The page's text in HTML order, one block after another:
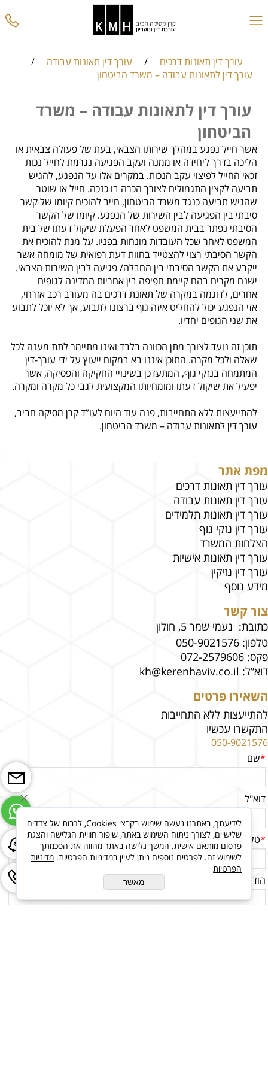
עורך דין תאונות דרכים / עורך דין תאונות עבודה
/
עורך דין לתאונות עבודה – משרד הביטחון
עורך דין לתאונות עבודה – משרד
הביטחון
אשר חייל נפגע במהלך שירותו הצבאי, בעת של פעולה צבאית או
הליכה בדרך ליחידה או ממנה ועקב הפגיעה נגרמת לחייל נכות
זכאי החייל לפיצוי עקב הנכות. במקרים אלו על הנפגע, להגיש
תביעה לקצין התגמולים לצורך הכרה בו כנכה. חייל או שוטר
שהגיש תביעה כנגד משרד הביטחון, חייב להוכיח קיומו של קשר
סיבתי בין הפגיעה לבין השירות של הנפגע. קיומו של הקשר
הסיבתי נפתר בבית המשפט לאחר הפעלת שיקול דעתו של בית
המשפט לאחר שכל העובדות מונחות בפניו. על מנת להוכיח את
הקשר הסיבתי רצוי להצטייד בחוות דעת רפואית של מומחה אשר
ייקבע את הקשר הסיבתי בין החבלה/ פגיעה לבין השירות הצבאי.
ישנם מקרים בהם קיימת חפיפה בין אחריות המדינה לגופים
אחרים, לדוגמה במקרה של תאונת דרכים בה מעורב רכב אזרחי,
אזי הנפגע יכול להחליט איזה גוף ברצונו לתבוע, אך לא יוכל לתבוע
את שני הגופים יחדיו.
תוכן זה נועד לצורך מתן הכוונה בלבד ואינו מתיימר לתת מענה לכל
שאלה ולכל מקרה. התוכן איננו בא במקום ייעוץ על ידי עורך-דין
המתמחה בנזקי גוף, המתעדכן בשינויי החקיקה והפסיקה, אשר
יפעיל את שיקול דעתו ומומחיותו המקצועית לגבי כל מקרה ומקרה.
להתייעצות ללא התחייבות, פנה עוד היום לעו”ד קרן מסיקה חביב,
עורך דין לתאונות עבודה – משרד הביטחון.
מפת אתר
עורך דין תאונות דרכים
עורך דין תאונות עבודה
עורך דין תאונות תלמידים
עורך דין נזקי גוף
הצלחות המשרד
עורך דין תאונות אישיות
עורך דין נזיקין
מידע נוסף
צור קשר
כתובת: נעמי שמר 5, חולון
טלפון: 050-9021576
פקס: 072-2579606
דוא”ל: kh@kerenhaviv.co.il
השאירו פרטים
להתייעצות ללא התחייבות
התקשרו עכשיו
050-9021576
*שם
דוא"ל
*טלפון
הודעה
לידיעתך, באתרנו נעשה שימוש בקבצי Cookies, לרבות של צדדים
שלישיים, לצורך ניתוח השימוש באתר, שיפור חוויית הגלישה והצגת
פרסום מותאם אישית. המשך גלישה באתר מהווה את הסכמתך
לשימוש זה. לפרטים נוספים ניתן לעיין במדיניות הפרטיות. מדיניות
הפרטיות
מאשר